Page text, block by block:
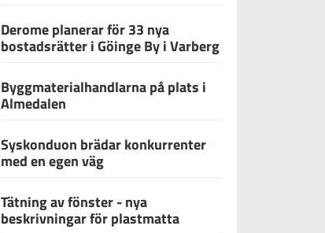
Derome planerar för 33 nya
bostadsrätter i Göinge By i Varberg
Byggmaterialhandlarna på plats i
Almedalen
Syskonduon brädar konkurrenter
med en egen väg
Tätning av fönster - nya
beskrivningar för plastmatta